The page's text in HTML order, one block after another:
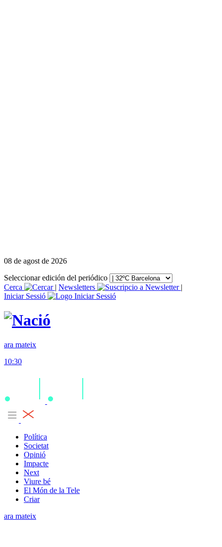
08 de agost de 2026
Seleccionar edición del periódico
Cerca
| Newsletters
|
Iniciar Sessió
ara mateix
10:30
Política
Societat
Opinió
Impacte
Next
Viure bé
El Món de la Tele
Criar
ara mateix